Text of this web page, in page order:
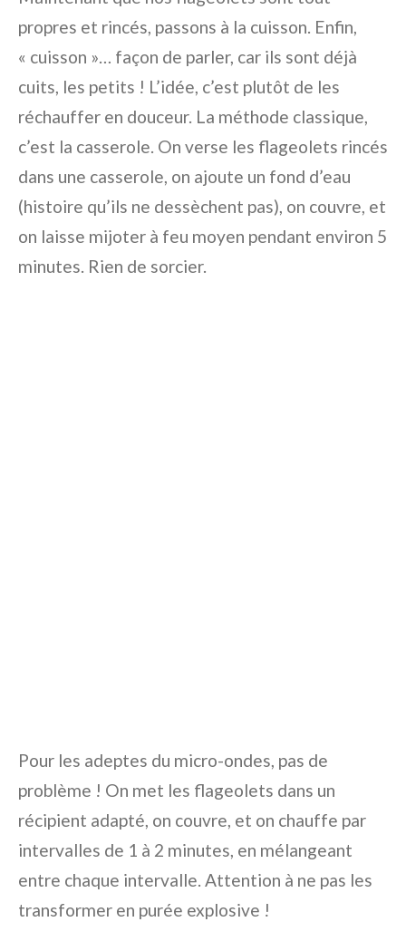
propres et rincés, passons à la cuisson. Enfin,
« cuisson »… façon de parler, car ils sont déjà
cuits, les petits ! L’idée, c’est plutôt de les
réchauffer en douceur. La méthode classique,
c’est la casserole. On verse les flageolets rincés
dans une casserole, on ajoute un fond d’eau
(histoire qu’ils ne dessèchent pas), on couvre, et
on laisse mijoter à feu moyen pendant environ 5
minutes. Rien de sorcier.
Pour les adeptes du micro-ondes, pas de
problème ! On met les flageolets dans un
récipient adapté, on couvre, et on chauffe par
intervalles de 1 à 2 minutes, en mélangeant
entre chaque intervalle. Attention à ne pas les
transformer en purée explosive !